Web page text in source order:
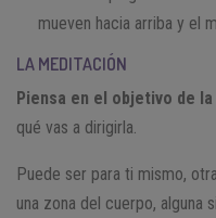
mueven hacia arriba y el
LA MEDITACIÓN
Piensa en el objetivo de
qué vas a dirigirla.
Puede ser para ti mismo,
una zona del cuerpo, alguna